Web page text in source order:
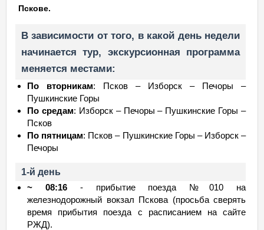
Пскове.
В зависимости от того, в какой день недели
начинается тур, экскурсионная программа
меняется местами:
По вторникам: Псков – Изборск – Печоры –
Пушкинские Горы
По средам: Изборск – Печоры – Пушкинские Горы –
Псков
По пятницам: Псков – Пушкинские Горы – Изборск –
Печоры
1-й день
~ 08:16- прибытие поезда №010 на
железнодорожный вокзал Пскова (просьба сверять
время прибытия поезда с расписанием на сайте
РЖД).